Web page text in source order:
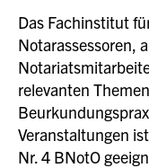
Das Fachinstitut
Notarassessoren,
relevanten
Veranstaltungen
Nr. 4 BNotO